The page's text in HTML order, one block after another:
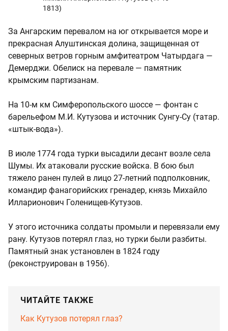
1813)
За Ангарским перевалом на юг открывается море и
прекрасная Алуштинская долина, защищенная от
северных ветров горным амфитеатром Чатырдага —
Демерджи. Обелиск на перевале — памятник
крымским партизанам.
На 10-м км Симферопольского шоссе — фонтан с
барельефом М.И. Кутузова и источник Сунгу-Су (татар.
«штык-вода»).
В июле 1774 года турки высадили десант возле села
Шумы. Их атаковали русские войска. В бою был
тяжело ранен пулей в лицо 27-летний подполковник,
командир фанагорийских гренадер, князь Михайло
Илларионович Голенищев-Кутузов.
У этого источника солдаты промыли и перевязали ему
рану. Кутузов потерял глаз, но турки были разбиты.
Памятный знак установлен в 1824 году
(реконструирован в 1956).
ЧИТАЙТЕ ТАКЖЕ
Как Кутузов потерял глаз?